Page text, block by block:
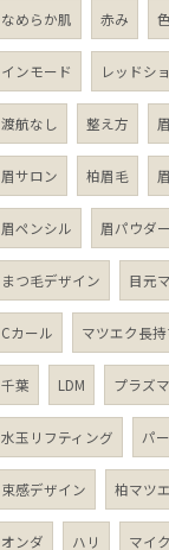
なめらか肌 赤み
インモード レッドシ
渡航なし 整え方
眉サロン 柏眉毛
眉ペンシル 眉パウダー
まつ毛デザイン 目元
Cカール マツエク長持
千葉 LDM プラズマ
水玉リフティング パ
束感デザイン 柏マツ
オンダ ハリ マイ